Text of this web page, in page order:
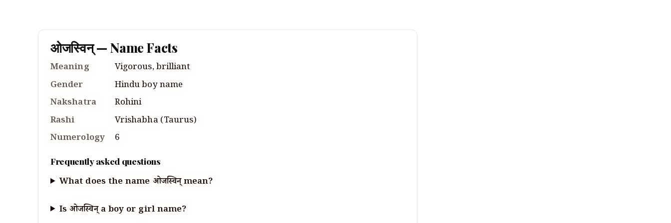
ओजस्विन्— Name Facts
Meaning
Vigorous, brilliant
Gender
Hinduboyname
Nakshatra
Rohini
Rashi
Vrishabha(Taurus)
Numerology
6
Frequently asked questions
What does the name ओजस्विन् mean?
Is ओजस्विन् a boy or girl name?